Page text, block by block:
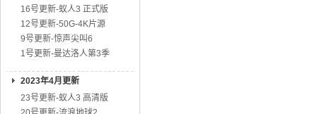
16号更新-蚁人3 正式版
12号更新-50G-4K片源
9号更新-惊声尖叫6
1号更新-曼达洛人第3季
2023年4月更新
23号更新-蚁人3 高清版